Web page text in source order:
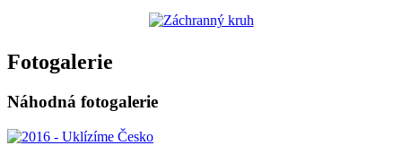
Fotogalerie
Náhodná fotogalerie